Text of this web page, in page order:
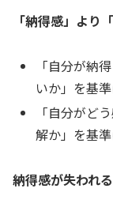
「納得感」より
「自分が納
いか」を基
「自分がど
解か」を基
納得感が失われる